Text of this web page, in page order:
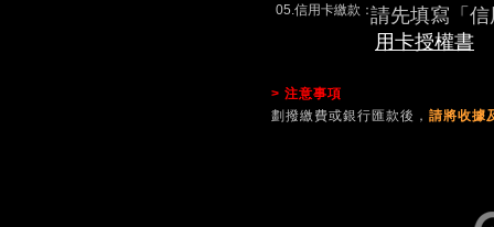
05.信用卡繳款：請先填寫「
用卡授權書
> 注意事項
劃撥繳費或銀行匯款後， 請將收據